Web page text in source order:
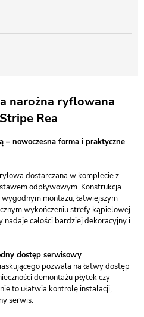
narożna ryflowana
Rea
– nowoczesna forma i praktyczne
dostarczana w komplecie z
odpływowym. Konstrukcja
montażu, łatwiejszym
wykończeniu strefy kąpielowej.
całości bardziej dekoracyjny i
dostęp serwisowy
pozwala na łatwy dostęp
demontażu płytek czy
to ułatwia kontrolę instalacji,
serwis.